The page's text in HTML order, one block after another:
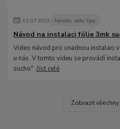
01.07.2023 Návody, rady, tipy
Návod na instalaci fólie 3mk
Video návod pro snadnou instalaci
u nás. V tomto videu se provádí
sucho".číst celé
Zobrazit